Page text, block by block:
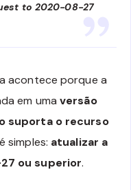
to 2020-08-27
acontece porque a
em umaversão
suporta o recurso
simples: atualizar a
ou superior.